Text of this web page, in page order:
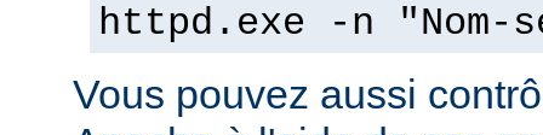
httpd.exe -n
Vous pouvez aussi